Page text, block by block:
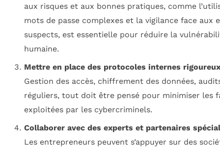
aux risques et aux bonnes pratiques, comme
mots de passe complexes et la vigilance face aux
suspects, est essentielle pour réduire la
humaine.
Mettre en place des protocoles internes rigoureux
Gestion des accès, chiffrement des données,
réguliers, tout doit être pensé pour minimiser les
exploitées par les cybercriminels.
Collaborer avec des experts et partenaires
Les entrepreneurs peuvent s’appuyer sur des